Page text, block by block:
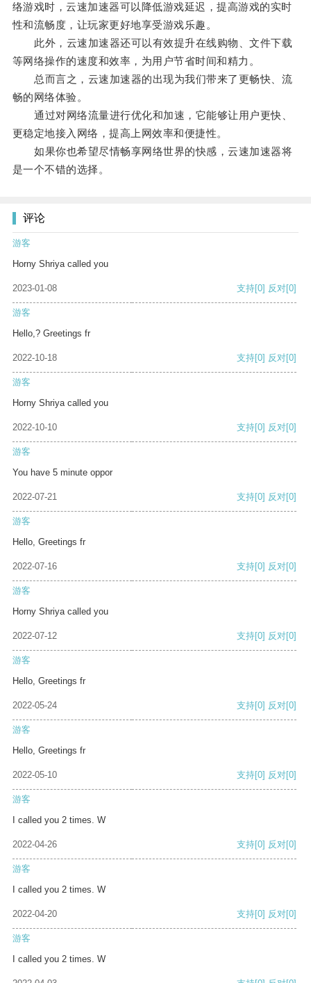
络游戏时，云速加速器可以降低游戏延迟，提高游戏的实时
性和流畅度，让玩家更好地享受游戏乐趣。
此外，云速加速器还可以有效提升在线购物、文件下载
等网络操作的速度和效率，为用户节省时间和精力。
总而言之，云速加速器的出现为我们带来了更畅快、流
畅的网络体验。
通过对网络流量进行优化和加速，它能够让用户更快、
更稳定地接入网络，提高上网效率和便捷性。
如果你也希望尽情畅享网络世界的快感，云速加速器将
是一个不错的选择。
评论
游客
Horny Shriya called you
2023-01-08 支持[0] 反对[0]
游客
Hello,? Greetings fr
2022-10-18 支持[0] 反对[0]
游客
Horny Shriya called you
2022-10-10 支持[0] 反对[0]
游客
You have 5 minute oppor
2022-07-21 支持[0] 反对[0]
游客
Hello, Greetings fr
2022-07-16 支持[0] 反对[0]
游客
Horny Shriya called you
2022-07-12 支持[0] 反对[0]
游客
Hello, Greetings fr
2022-05-24 支持[0] 反对[0]
游客
Hello, Greetings fr
2022-05-10 支持[0] 反对[0]
游客
I called you 2 times. W
2022-04-26 支持[0] 反对[0]
游客
I called you 2 times. W
2022-04-20 支持[0] 反对[0]
游客
I called you 2 times. W